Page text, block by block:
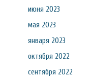
июня 2023
мая 2023
января 2023
октября 2022
сентября 2022